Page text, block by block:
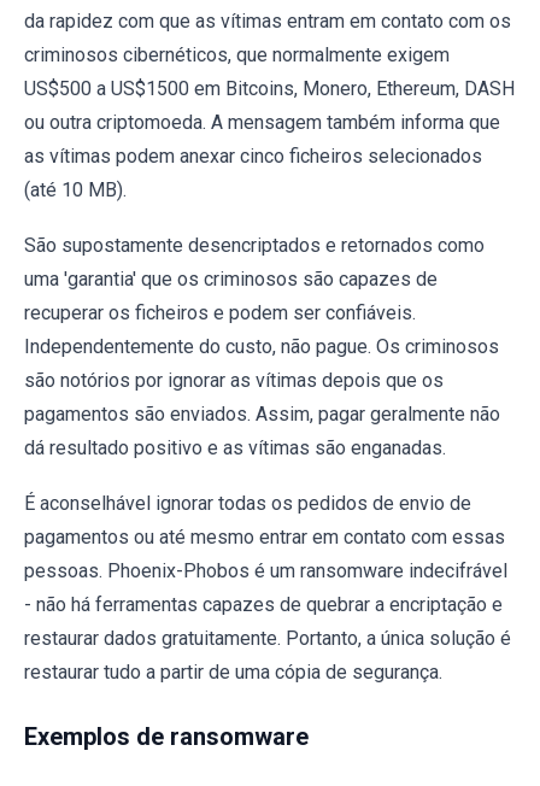
da rapidez com que as vítimas entram em contato com os
criminosos cibernéticos, que normalmente exigem
US$500 a US$1500 em Bitcoins, Monero, Ethereum, DASH
ou outra criptomoeda. A mensagem também informa que
as vítimas podem anexar cinco ficheiros selecionados
(até 10 MB).
São supostamente desencriptados e retornados como
uma 'garantia' que os criminosos são capazes de
recuperar os ficheiros e podem ser confiáveis.
Independentemente do custo, não pague. Os criminosos
são notórios por ignorar as vítimas depois que os
pagamentos são enviados. Assim, pagar geralmente não
dá resultado positivo e as vítimas são enganadas.
É aconselhável ignorar todas os pedidos de envio de
pagamentos ou até mesmo entrar em contato com essas
pessoas. Phoenix-Phobos é um ransomware indecifrável
- não há ferramentas capazes de quebrar a encriptação e
restaurar dados gratuitamente. Portanto, a única solução é
restaurar tudo a partir de uma cópia de segurança.
Exemplos de ransomware